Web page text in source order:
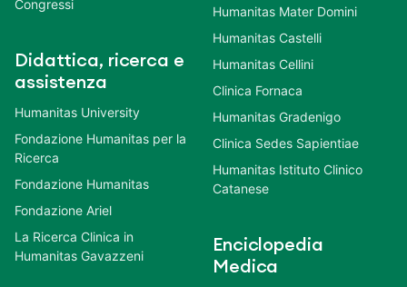
Congressi
Didattica, ricerca e
assistenza
Humanitas University
Fondazione Humanitas per la
Ricerca
Fondazione Humanitas
Fondazione Ariel
La Ricerca Clinica in
Humanitas Gavazzeni
Humanitas Mater Domini
Humanitas Castelli
Humanitas Cellini
Clinica Fornaca
Humanitas Gradenigo
Clinica Sedes Sapientiae
Humanitas Istituto Clinico
Catanese
Enciclopedia
Medica